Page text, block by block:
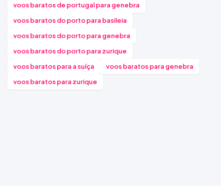
voos baratos de portugal para genebra
voos baratos do porto para basileia
voos baratos do porto para genebra
voos baratos do porto para zurique
voos baratos para a suíça
voos baratos para genebra
voos baratos para zurique